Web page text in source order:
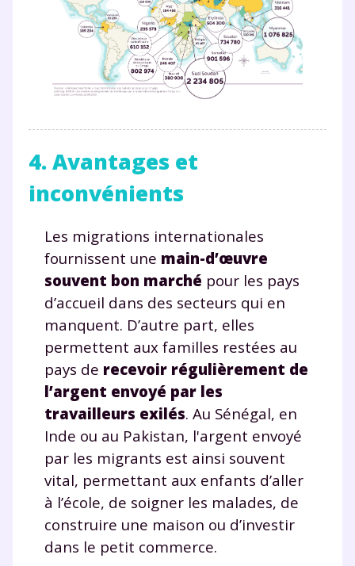
4. Avantages et
inconvénients
Les migrations internationales
fournissent une main-d’œuvre
souvent bon marché pour les pays
d’accueil dans des secteurs qui en
manquent. D’autre part, elles
permettent aux familles restées au
pays de recevoir régulièrement de
l’argent envoyé par les
travailleurs exilés. Au Sénégal, en
Inde ou au Pakistan, l'argent envoyé
par les migrants est ainsi souvent
vital, permettant aux enfants d’aller
à l’école, de soigner les malades, de
construire une maison ou d’investir
dans le petit commerce.
consulternotre charte.